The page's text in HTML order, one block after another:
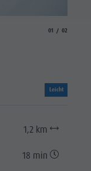
01 02
Leicht
1,2 km
18 min